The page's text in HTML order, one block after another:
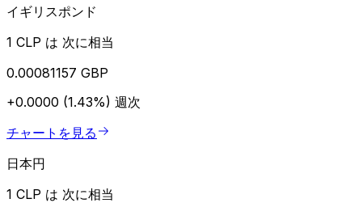
イギリスポンド
1 CLP は 次に相当
0.00081157 GBP
+0.0000 (1.43%) 週次
チャートを見る
日本円
1 CLP は 次に相当